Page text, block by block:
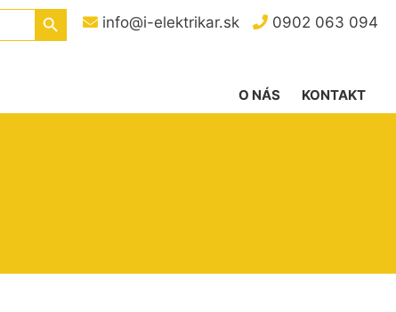
info@i-elektrikar.sk 0902 063 094
Search Button
KONTAKT
O NÁS